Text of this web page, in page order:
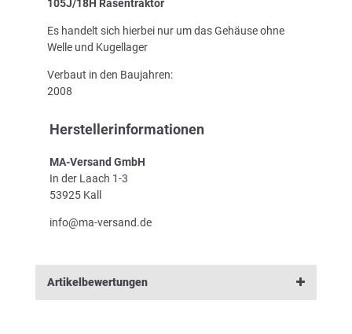
105J/18H Rasentraktor
Es handelt sich hierbei nur um das Gehäuse ohne
Welle und Kugellager
Verbaut in den Baujahren:
2008
Herstellerinformationen
MA-Versand GmbH
In der Laach 1-3
53925 Kall
info@ma-versand.de
Artikelbewertungen